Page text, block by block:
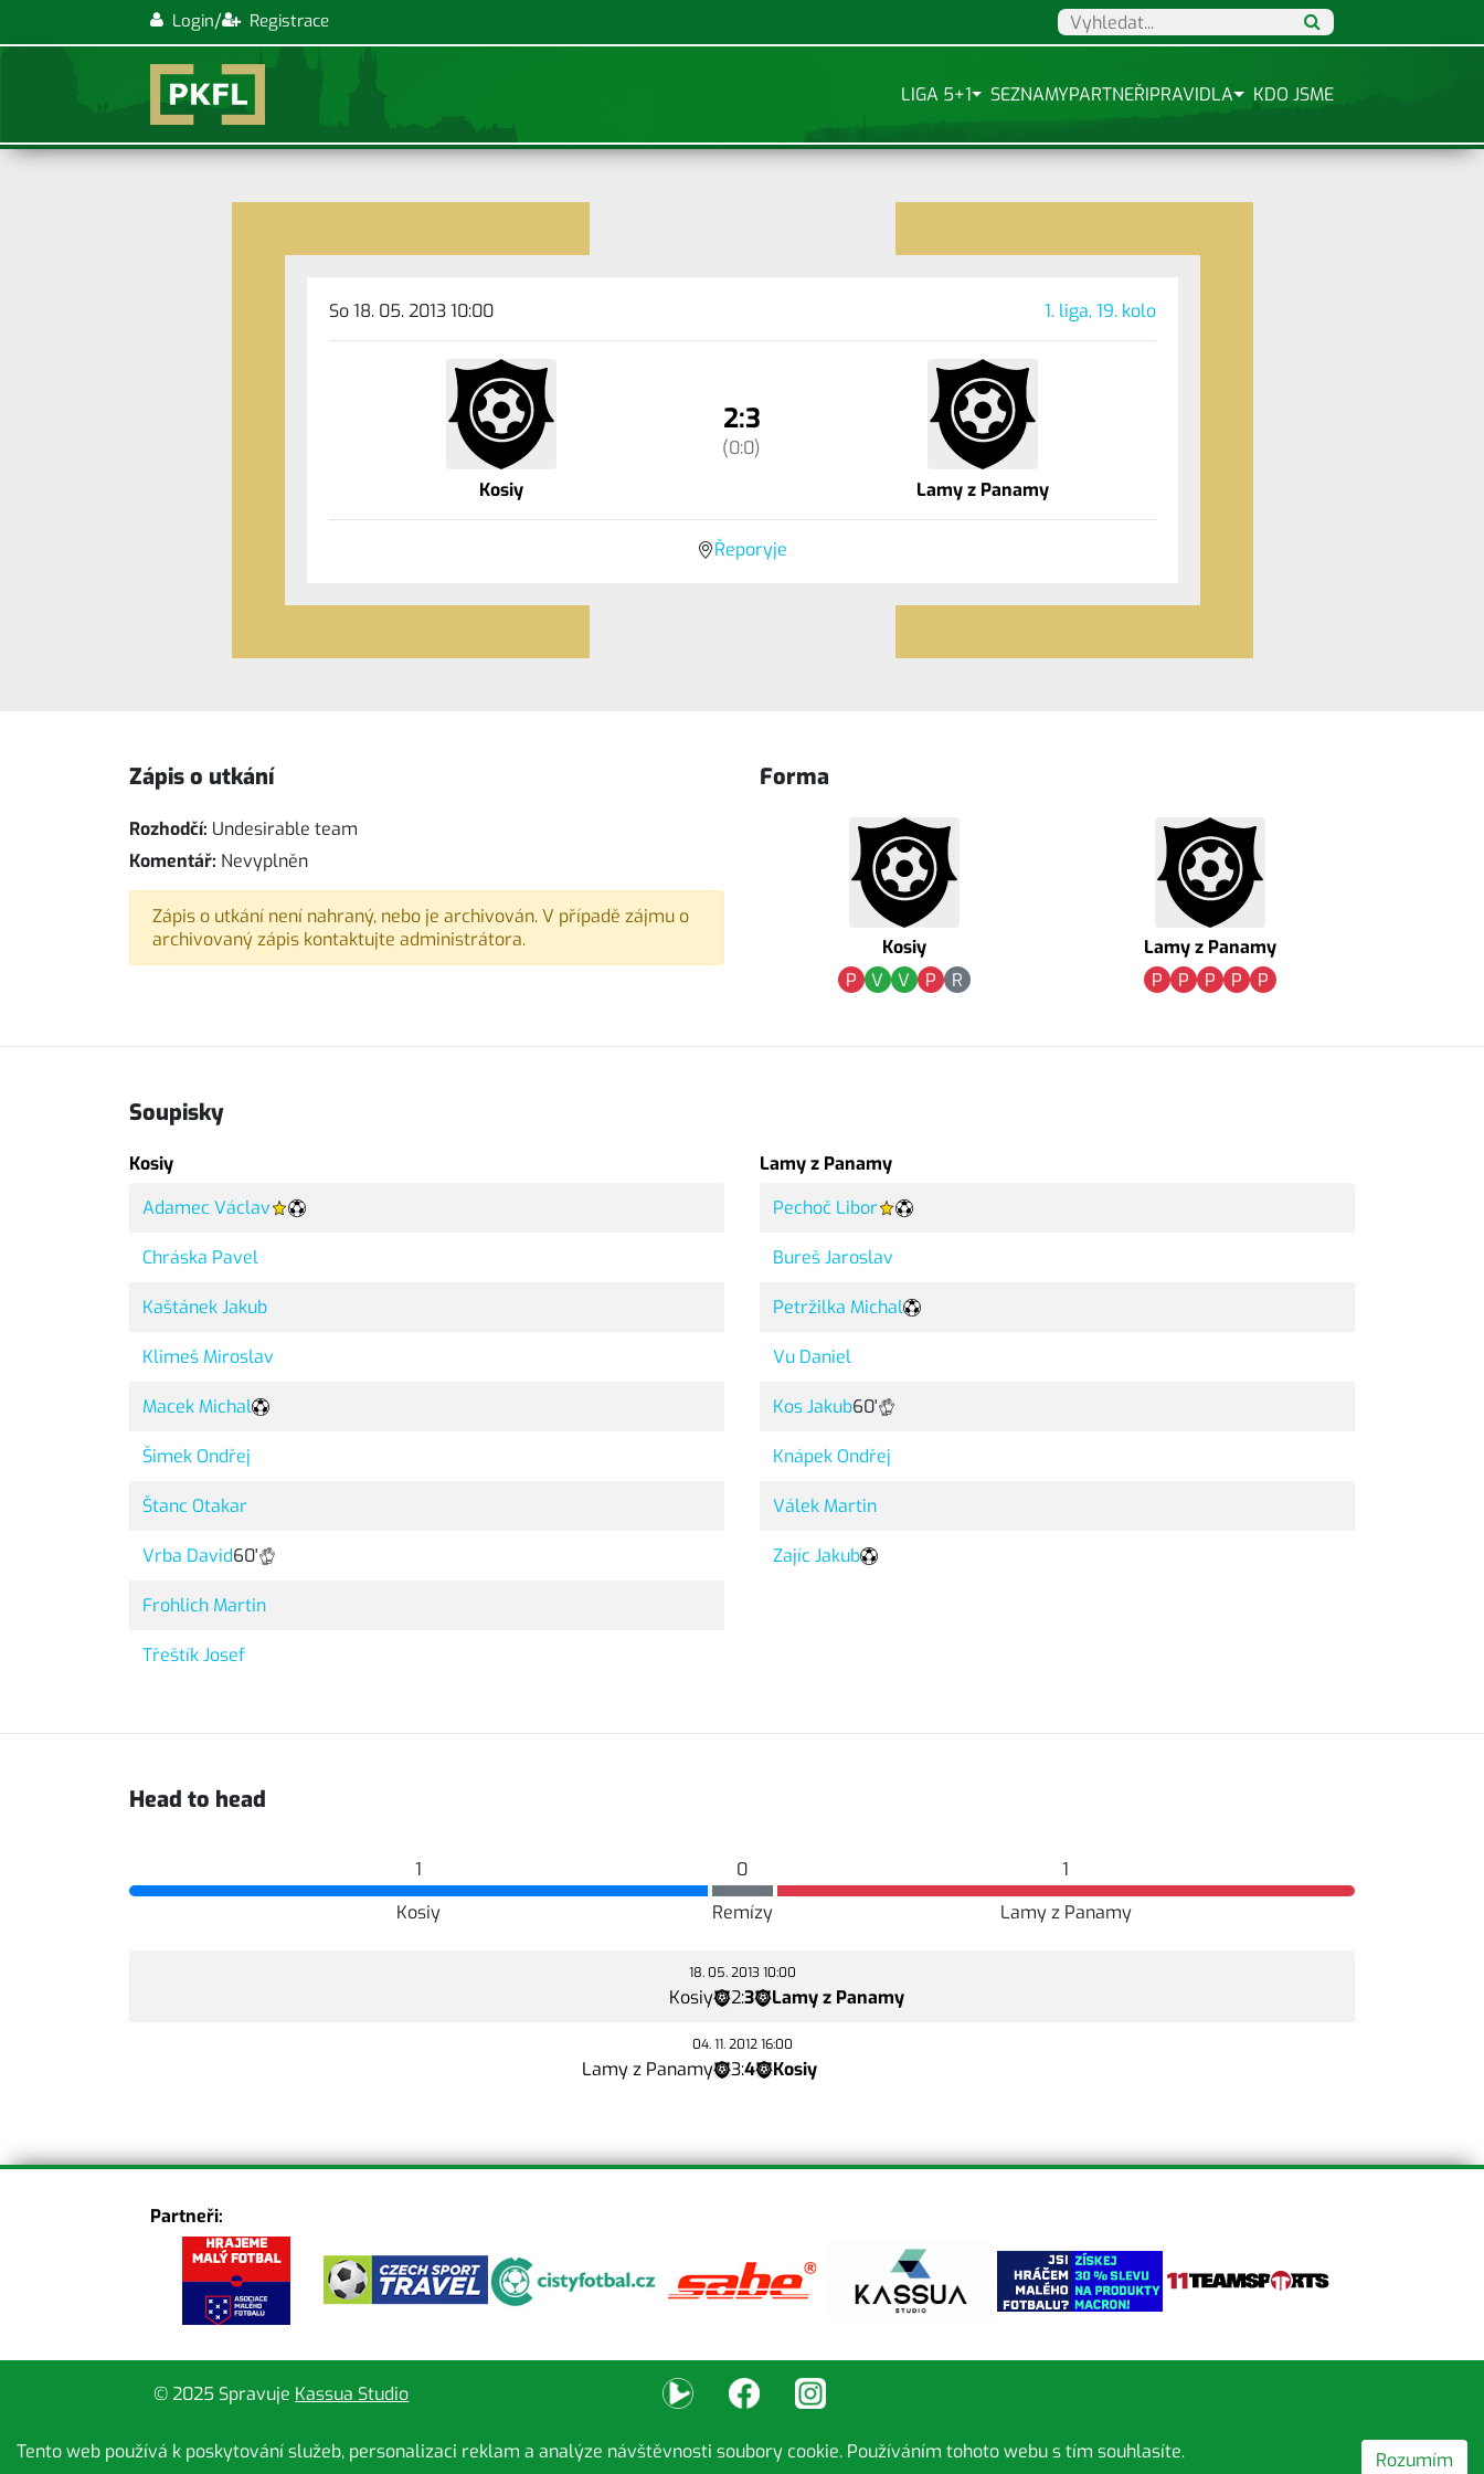
Login/ Registrace
LIGA 5+1 SEZNAMYPARTNEŘIPRAVIDLA KDO JSME
So 18. 05. 2013 10:00 1. liga, 19. kolo
Kosiy
2:3
(0:0)
Lamy z Panamy
Řeporyje
Zápis o utkání
Rozhodčí: Undesirable team
Komentář: Nevyplněn
Zápis o utkání není nahraný, nebo je archivován. V případě zájmu o
archivovaný zápis kontaktujte administrátora.
Forma
Kosiy
P
V V P R
Lamy z Panamy
P
P P P P
Soupisky
Kosiy
Adamec Václav
Chráska Pavel
Kaštánek Jakub
Klimeš Miroslav
Macek Michal
Šimek Ondřej
Štanc Otakar
Vrba David60'
Frohlich Martin
Třeštík Josef
Lamy z Panamy
Pechoč Libor
Bureš Jaroslav
Petržilka Michal
Vu Daniel
Kos Jakub60'
Knápek Ondřej
Válek Martin
Zajíc Jakub
Head to head
1
Kosiy
0
Remízy
1
Lamy z Panamy
18. 05. 2013 10:00
Kosiy 2:3 Lamy z Panamy
04. 11. 2012 16:00
Lamy z Panamy 3:4 Kosiy
Partneři:
© 2025 Spravuje Kassua Studio
Tento web používá k poskytování služeb, personalizaci reklam a analýze návštěvnosti soubory cookie. Používáním tohoto webu s tím souhlasíte. Rozumím